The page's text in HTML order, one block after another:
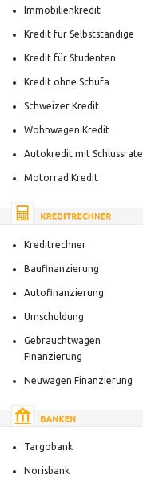
Immobilienkredit
Kredit für Selbstständige
Kredit für Studenten
Kredit ohne Schufa
Schweizer Kredit
Wohnwagen Kredit
Autokredit mit Schlussrate
Motorrad Kredit
Kreditrechner
Baufinanzierung
Autofinanzierung
Umschuldung
Gebrauchtwagen
Finanzierung
Neuwagen Finanzierung
Targobank
Norisbank